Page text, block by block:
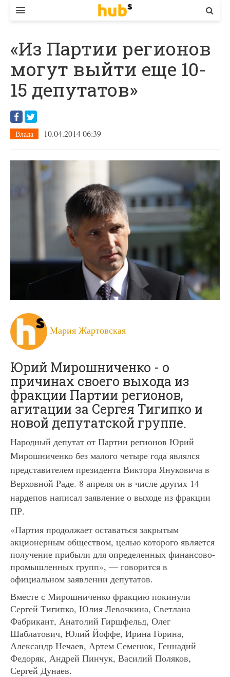
ЕКОНОМІКА
БІЗНЕС
СТАРТЕР
КОНТАКТИ
«Из Партии регионов
могут выйти еще 10-
15 депутатов»
Влада 10.04.2014 06:39
Мария Жартовская
Юрий Мирошниченко - о
причинах своего выхода из
фракции Партии регионов,
агитации за Сергея Тигипко и
новой депутатской группе.
Народный депутат от Партии регионов Юрий
Мирошниченко без малого четыре года являлся
представителем президента Виктора Януковича в
Верховной Раде. 8 апреля он в числе других 14
нардепов написал заявление о выходе из фракции
ПР.
«Партия продолжает оставаться закрытым
акционерным обществом, целью которого является
получение прибыли для определенных финансово-
промышленных групп», — говорится в
официальном заявлении депутатов.
Вместе с Мирошниченко фракцию покинули
Сергей Тигипко, Юлия Левочкина, Светлана
Фабрикант, Анатолий Гиршфельд, Олег
Шаблатович, Юлий Йоффе, Ирина Горина,
Александр Нечаев, Артем Семенюк, Геннадий
Федоряк, Андрей Пинчук, Василий Поляков,
Сергей Дунаев.